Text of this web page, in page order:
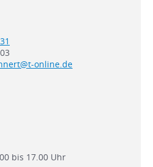
online.de
bis 17.00 Uhr